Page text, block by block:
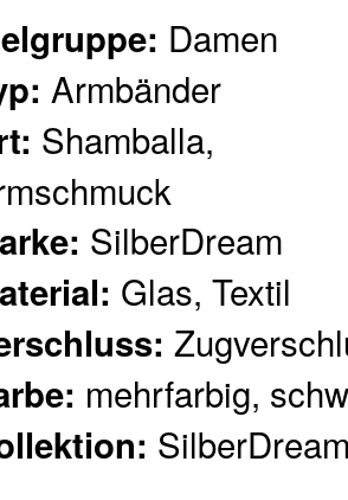
Damen
Armbänder
Shamballa,
SilberDream
Glas, Textil
mehrfarbig,